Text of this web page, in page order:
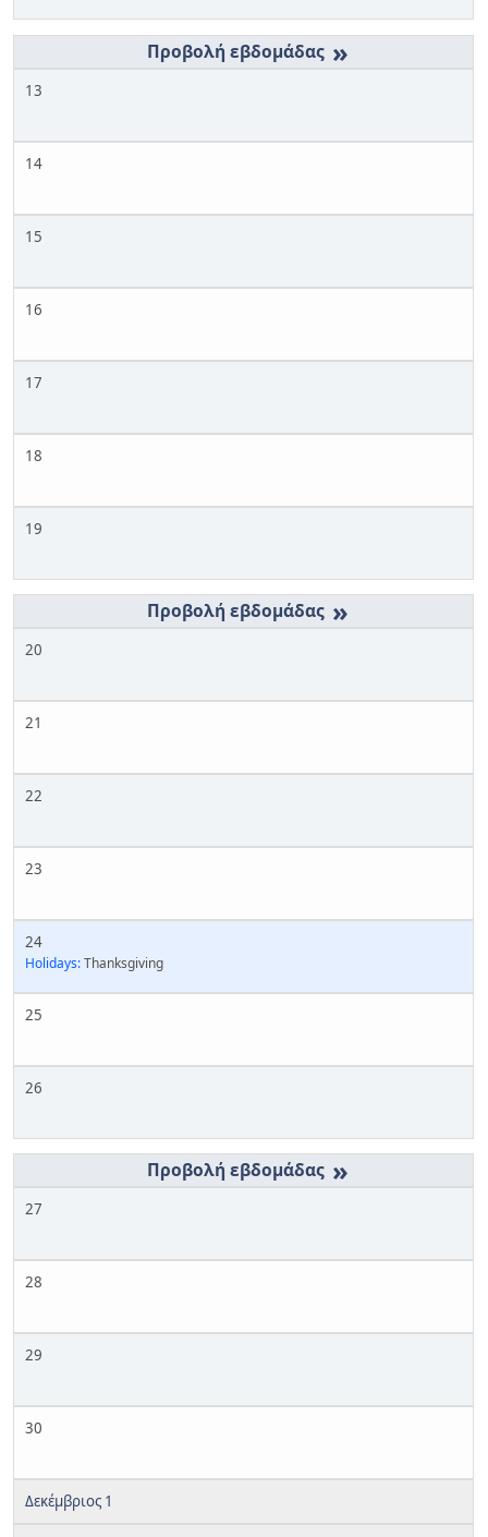
»
13
14
15
16
17
18
19
»
20
21
22
23
24
Holidays:Thanksgiving
25
26
»
27
28
29
30
Δεκέμβριος 1